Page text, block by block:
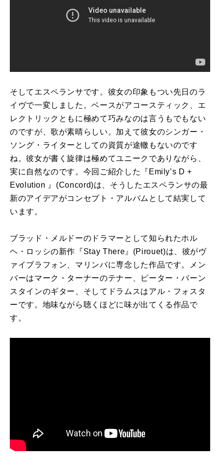
そしてエスペランサです。彼女の印象もつい先日のラ
イヴで一変しました。ベースがアコースティック、エ
レクトリックともに極めて巧みなのは言うもでもない
のですが、歌が素晴らしい。加えて彼女のシンガー・
ソング・ライターとしての資質が途轍もないのです
ね。彼女が書く旋律は極めてユニークでありながら、
実に自然なのです。今回ご紹介した『Emily’s D +
Evolution 』(Concord)は、そうしたエスペランサの最
新のアイデアがコンセプト・アルバムとして結実して
います。
ブラッド・メルドーのドラマーとして知られたホル
ヘ・ロッシの新作『Stay There』(Pirouet)は、彼がヴ
ァイブラフォン、マリンバに専念した作品です。メン
バーはマーク・ターナーのテナー、ピーター・バーン
スタインのギター、そしてドラムスはアル・フォスタ
ーです。地味ながら聴くほどに味が出てくる作品で
す。